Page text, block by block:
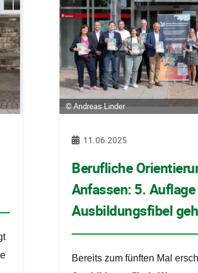
© Andreas Linder
11.06.2025
Berufliche
Anfassen: 5.
Ausbildungsfibel
Bereits zum fünften Mal